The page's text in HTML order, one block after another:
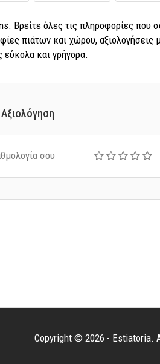
Βρείτε όλες τις πληροφορίες που
πιάτων και χώρου,
εύκολα και γρήγορα.
σου
Copyright © 2026 - Estiatoria.